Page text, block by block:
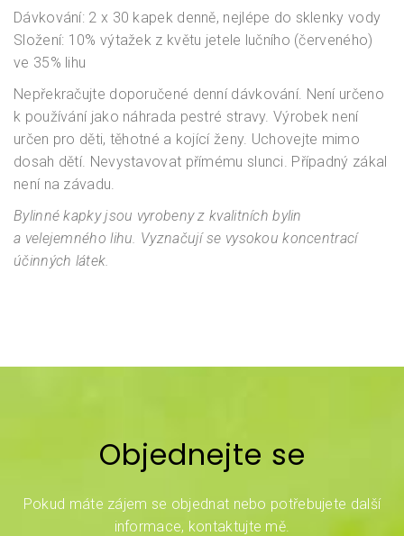
Dávkování: 2 x 30 kapek denně, nejlépe do sklenky vody
Složení: 10% výtažek z květu jetele lučního (červeného)
ve 35% lihu
Nepřekračujte doporučené denní dávkování. Není určeno
k používání jako náhrada pestré stravy. Výrobek není
určen pro děti, těhotné a kojící ženy. Uchovejte mimo
dosah dětí. Nevystavovat přímému slunci. Případný zákal
není na závadu.
Bylinné kapky jsou vyrobeny z kvalitních bylin
a velejemného lihu. Vyznačují se vysokou koncentrací
účinných látek.
Objednejte se
Pokud máte zájem se objednat nebo potřebujete další
informace, kontaktujte mě.